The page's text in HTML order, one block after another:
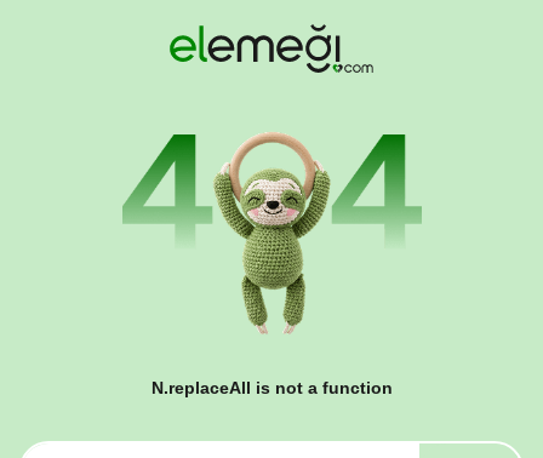
N.replaceAll is not a function